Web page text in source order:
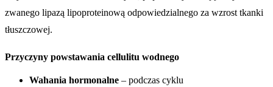
zwanego lipazą lipoproteinową odpowiedzialnego za wzrost tkanki
tłuszczowej.
Przyczyny powstawania cellulitu wodnego
Wahania hormonalne – podczas cyklu